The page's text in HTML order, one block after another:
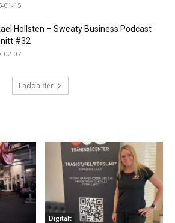
01-15
Hollsten – Sweaty Business Podcast
#32
02-07
Ladda fler
Digitalt